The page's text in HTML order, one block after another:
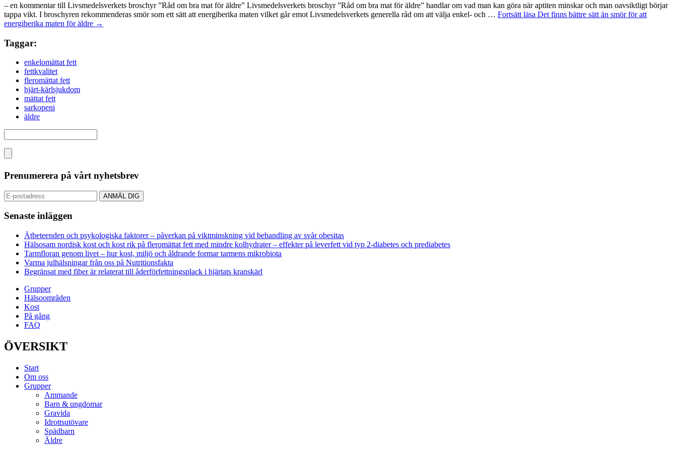
– en kommentar till Livsmedelsverkets broschyr ”Råd om bra mat för äldre” Livsmedelsverkets broschyr ”Råd om bra mat för äldre” handlar om vad man kan göra när aptiten minskar och man oavsiktligt börjar
tappa vikt. I broschyren rekommenderas smör som ett sätt att energiberika maten vilket går emot Livsmedelsverkets generella råd om att välja enkel- och … Fortsätt läsa Det finns bättre sätt än smör för att
energiberika maten för äldre →
Taggar:
enkelomättat fett
fettkvalitet
fleromättat fett
hjärt-kärlsjukdom
mättat fett
sarkopeni
äldre
Prenumerera på vårt nyhetsbrev
Senaste inläggen
Ätbeteenden och psykologiska faktorer – påverkan på viktminskning vid behandling av svår obesitas
Hälsosam nordisk kost och kost rik på fleromättat fett med mindre kolhydrater – effekter på leverfett vid typ 2-diabetes och prediabetes
Tarmfloran genom livet – hur kost, miljö och åldrande formar tarmens mikrobiota
Varma julhälsningar från oss på Nutritionsfakta
Begränsat med fiber är relaterat till åderförfettningsplack i hjärtats kranskärl
Grupper
Hälsoområden
Kost
På gång
FAQ
ÖVERSIKT
Start
Om oss
Grupper
Ammande
Barn & ungdomar
Gravida
Idrottsutövare
Spädbarn
Äldre